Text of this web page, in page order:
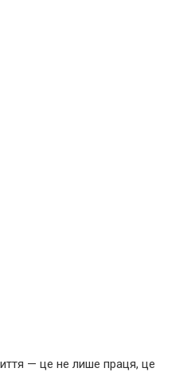
— це не лише праця, це